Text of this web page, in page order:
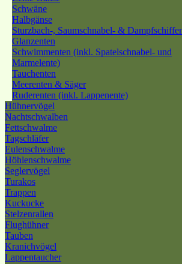
Schwäne
Halbgänse
Sturzbach-, Saumschnabel- &
Glanzenten
Schwimmenten (inkl. Spatelschnabel- und
Marmelente)
Tauchenten
Meerenten & Säger
Ruderenten (inkl. Lappenente)
Hühnervögel
Nachtschwalben
Fettschwalme
Tagschläfer
Eulenschwalme
Höhlenschwalme
Seglervögel
Turakos
Trappen
Kuckucke
Stelzenrallen
Flughühner
Tauben
Kranichvögel
Lappentaucher